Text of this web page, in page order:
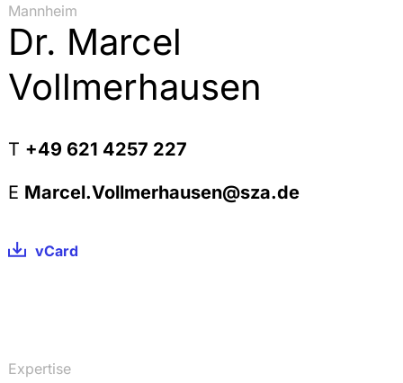
Mannheim
Dr. Marcel
Vollmerhausen
T +49 621 4257 227
E Marcel.Vollmerhausen@sza.de
vCard
Expertise